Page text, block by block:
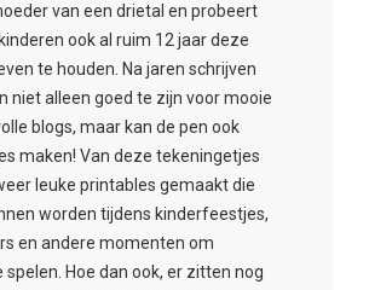
van een drietal en probeert
ook al ruim 12 jaar deze
te houden. Na jaren schrijven
niet alleen goed te zijn voor mooie
blogs, maar kan de pen ook
maken! Van deze tekeningetjes
leuke printables gemaakt die
worden tijdens kinderfeestjes,
en andere momenten om
spelen. Hoe dan ook, er zitten nog